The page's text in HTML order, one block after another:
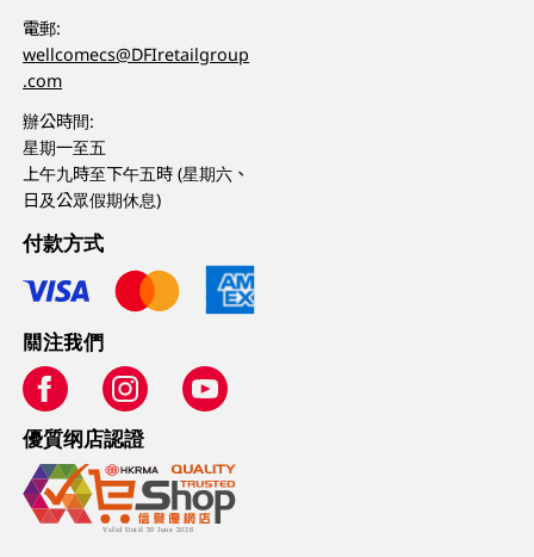
電郵:
wellcomecs@DFIretailgroup
.com
辦公時間:
星期一至五
上午九時至下午五時 (星期六、
日及公眾假期休息)
付款方式
關注我們
優質纲店認證